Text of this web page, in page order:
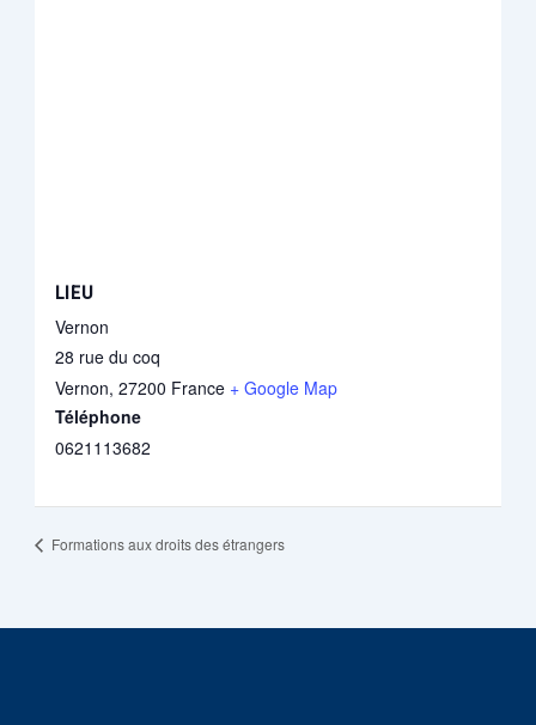
LIEU
Vernon
28 rue du coq
Vernon, 27200 France + Google Map
Téléphone
0621113682
Formations aux droits des étrangers